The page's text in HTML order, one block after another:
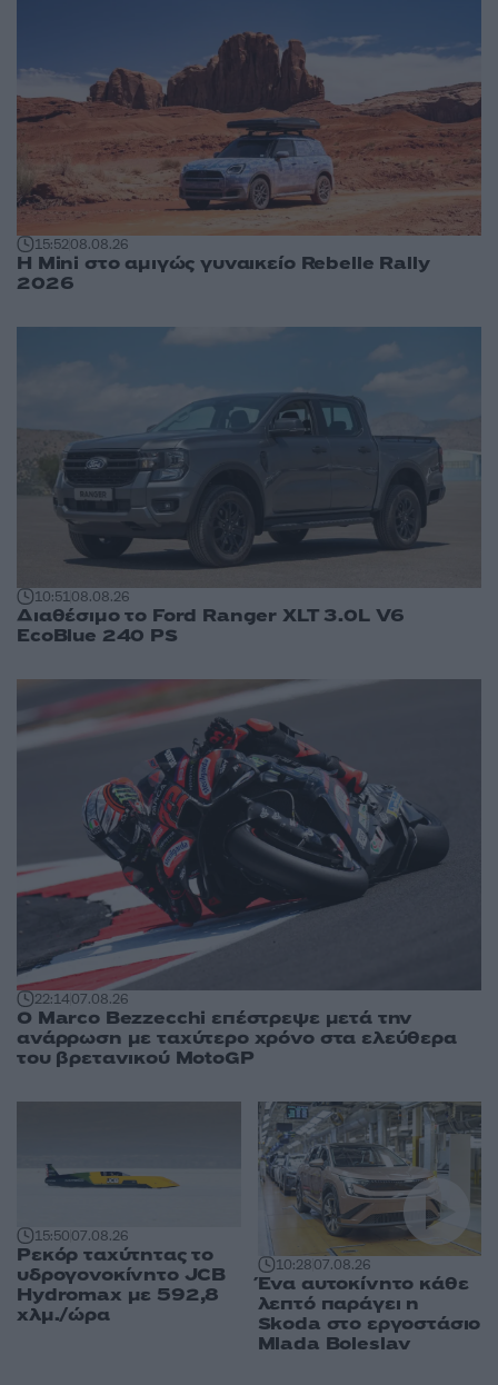
15:5208.08.26
Η Mini στο αμιγώς γυναικείο Rebelle Rally
2026
10:5108.08.26
Διαθέσιμο το Ford Ranger XLT 3.0L V6
EcoBlue 240 PS
22:1407.08.26
Ο Marco Bezzecchi επέστρεψε μετά την
ανάρρωση με ταχύτερο χρόνο στα ελεύθερα
του βρετανικού MotoGP
15:5007.08.26
Ρεκόρ ταχύτητας το
υδρογονοκίνητο JCB
Hydromax με 592,8
χλμ./ώρα
10:2807.08.26
Ένα αυτοκίνητο κάθε
λεπτό παράγει η
Skoda στο εργοστάσιο
Mlada Boleslav